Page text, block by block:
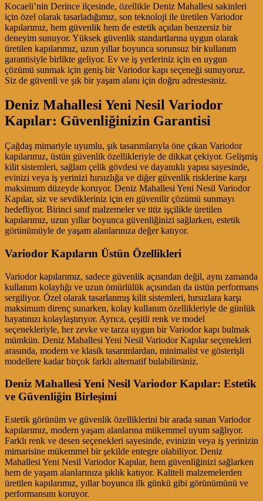
Kocaeli’nin Derince ilçesinde, özellikle Deniz Mahallesi sakinleri
için özel olarak tasarladığımız, son teknoloji ile üretilen Variodor
kapılarımız, hem güvenlik hem de estetik açıdan benzersiz bir
deneyim sunuyor. Yüksek güvenlik standartlarına uygun olarak
üretilen kapılarımız, uzun yıllar boyunca sorunsuz bir kullanım
garantisiyle birlikte geliyor. Ev ve iş yerleriniz için en uygun
çözümü sunmak için geniş bir Variodor kapı seçeneği sunuyoruz.
Siz de güvenli ve şık bir yaşam alanı için doğru adrestesiniz.
Deniz Mahallesi Yeni Nesil Variodor
Kapılar: Güvenliğinizin Garantisi
Çağdaş mimariyle uyumlu, şık tasarımlarıyla öne çıkan Variodor
kapılarımız, üstün güvenlik özellikleriyle de dikkat çekiyor. Gelişmiş
kilit sistemleri, sağlam çelik gövdesi ve dayanıklı yapısı sayesinde,
evinizi veya iş yerinizi hırsızlığa ve diğer güvenlik risklerine karşı
maksimum düzeyde koruyor. Deniz Mahallesi Yeni Nesil Variodor
Kapılar, siz ve sevdikleriniz için en güvenilir çözümü sunmayı
hedefliyor. Birinci sınıf malzemeler ve titiz işçilikle üretilen
kapılarımız, uzun yıllar boyunca güvenliğinizi sağlarken, estetik
görünümüyle de yaşam alanlarınıza değer katıyor.
Variodor Kapıların Üstün Özellikleri
Variodor kapılarımız, sadece güvenlik açısından değil, aynı zamanda
kullanım kolaylığı ve uzun ömürlülük açısından da üstün performans
sergiliyor. Özel olarak tasarlanmış kilit sistemleri, hırsızlara karşı
maksimum direnç sunarken, kolay kullanım özellikleriyle de günlük
hayatınızı kolaylaştırıyor. Ayrıca, çeşitli renk ve model
seçenekleriyle, her zevke ve tarza uygun bir Variodor kapı bulmak
mümkün. Deniz Mahallesi Yeni Nesil Variodor Kapılar seçenekleri
arasında, modern ve klasik tasarımlardan, minimalist ve gösterişli
modellere kadar birçok farklı alternatif bulabilirsiniz.
Deniz Mahallesi Yeni Nesil Variodor Kapılar: Estetik
ve Güvenliğin Birleşimi
Estetik görünüm ve güvenlik özelliklerini bir arada sunan Variodor
kapılarımız, modern yaşam alanlarına mükemmel uyum sağlıyor.
Farklı renk ve desen seçenekleri sayesinde, evinizin veya iş yerinizin
mimarisine mükemmel bir şekilde entegre olabiliyor. Deniz
Mahallesi Yeni Nesil Variodor Kapılar, hem güvenliğinizi sağlarken
hem de yaşam alanlarınıza şıklık katıyor. Kaliteli malzemelerden
üretilen kapılarımız, yıllar boyunca ilk günkü gibi görünümünü ve
performansını koruyor.